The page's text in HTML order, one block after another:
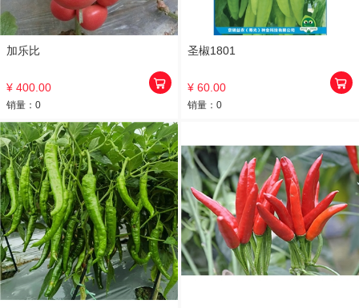
加乐比
¥ 400.00
销量： 0
圣椒1801
¥ 60.00
销量： 0